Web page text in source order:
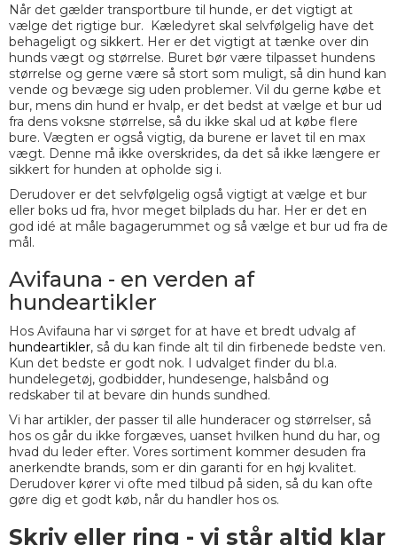
Når det gælder transportbure til hunde, er det vigtigt at
vælge det rigtige bur. Kæledyret skal selvfølgelig have det
behageligt og sikkert. Her er det vigtigt at tænke over din
hunds vægt og størrelse. Buret bør være tilpasset hundens
størrelse og gerne være så stort som muligt, så din hund kan
vende og bevæge sig uden problemer. Vil du gerne købe et
bur, mens din hund er hvalp, er det bedst at vælge et bur ud
fra dens voksne størrelse, så du ikke skal ud at købe flere
bure. Vægten er også vigtig, da burene er lavet til en max
vægt. Denne må ikke overskrides, da det så ikke længere er
sikkert for hunden at opholde sig i.
Derudover er det selvfølgelig også vigtigt at vælge et bur
eller boks ud fra, hvor meget bilplads du har. Her er det en
god idé at måle bagagerummet og så vælge et bur ud fra de
mål.
Avifauna - en verden af
hundeartikler
Hos Avifauna har vi sørget for at have et bredt udvalg af
hundeartikler, så du kan finde alt til din firbenede bedste ven.
Kun det bedste er godt nok. I udvalget finder du bl.a.
hundelegetøj, godbidder, hundesenge, halsbånd og
redskaber til at bevare din hunds sundhed.
Vi har artikler, der passer til alle hunderacer og størrelser, så
hos os går du ikke forgæves, uanset hvilken hund du har, og
hvad du leder efter. Vores sortiment kommer desuden fra
anerkendte brands, som er din garanti for en høj kvalitet.
Derudover kører vi ofte med tilbud på siden, så du kan ofte
gøre dig et godt køb, når du handler hos os.
Skriv eller ring - vi står altid klar